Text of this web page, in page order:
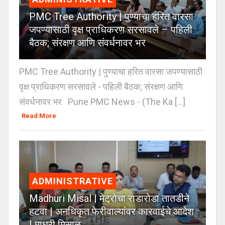
PMC Tree Authority | पुण्याचा हरित वारसा
जपण्यासाठी वृक्ष प्राधिकरण सरसावले – पहिली
बैठक; संरक्षण आणि संवर्धनावर भर
PMC Tree Authority | पुण्याचा हरित वारसा जपण्यासाठी
वृक्ष प्राधिकरण सरसावले - पहिली बैठक; संरक्षण आणि
संवर्धनावर भर Pune PMC News - (The Ka [...]
Read More
ADMINISTRATIVE
Madhuri Misal | मेट्रोचा राडारोडा तातडीने
हटवा | अनधिकृत फेरीवाल्यांवर कारवाईचे आदेश